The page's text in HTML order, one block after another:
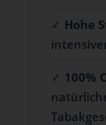
✓ Hohe
✓ 100%